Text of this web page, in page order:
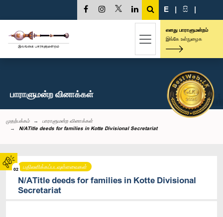
02
E | සි |
எனது பாராளுமன்றம்
இங்கே உள்நுழைக
பாராளுமன்ற வினாக்கள்
முதற்பக்கம்
பாராளுமன்ற வினாக்கள்
N/ATitle deeds for families in Kotte Divisional Secretariat
பதிலளிக்கப்படவுள்ளவைகள்
N/ATitle deeds for families in Kotte Divisional
Secretariat